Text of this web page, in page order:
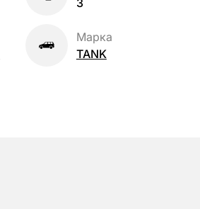
3
Марка
TANK